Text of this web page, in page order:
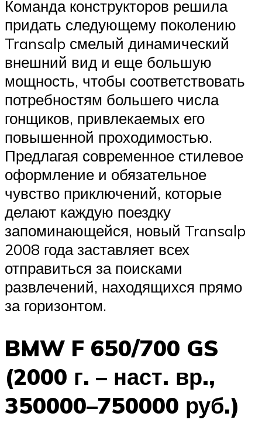
Команда конструкторов решила
придать следующему поколению
Transalp смелый динамический
внешний вид и еще большую
мощность, чтобы соответствовать
потребностям большего числа
гонщиков, привлекаемых его
повышенной проходимостью.
Предлагая современное стилевое
оформление и обязательное
чувство приключений, которые
делают каждую поездку
запоминающейся, новый Transalp
2008 года заставляет всех
отправиться за поисками
развлечений, находящихся прямо
за горизонтом.
BMW F 650/700 GS
(2000 г. – наст. вр.,
350000–750000 руб.)